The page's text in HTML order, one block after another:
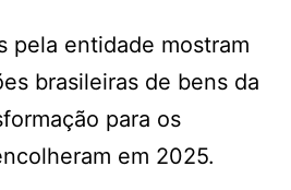
pela entidade mostram
brasileiras de bens da
para os
em 2025.